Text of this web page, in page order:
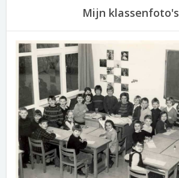
Mijn klassenfoto's